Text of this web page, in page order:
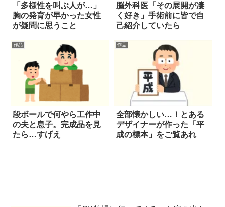
「多様性を叫ぶ人が…」
胸の発育が早かった女性
が疑問に思うこと
脳外科医「その展開が凄
く好き」手術前に皆で自
己紹介していたら
作品
段ボールで何やら工作中
の夫と息子。完成品を見
たら…すげえ
作品
全部懐かしい…！とある
デザイナーが作った「平
成の標本」をご覧あれ